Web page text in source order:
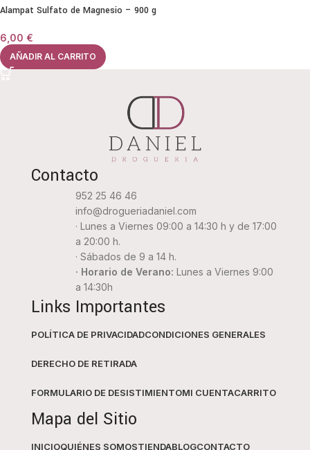
Alampat Sulfato de Magnesio – 900 g
6,00 €
AÑADIR AL CARRITO
Contacto
952 25 46 46
info@drogueriadaniel.com
· Lunes a Viernes 09:00 a 14:30 h y de 17:00
a 20:00 h.
· Sábados de 9 a 14 h.
· Horario de Verano: Lunes a Viernes 9:00
a 14:30h
Links Importantes
POLÍTICA DE PRIVACIDADCONDICIONES GENERALES
DERECHO DE RETIRADA
FORMULARIO DE DESISTIMIENTOMI CUENTACARRITO
Mapa del Sitio
INICIOQUIÉNES SOMOSTIENDABLOGCONTACTO